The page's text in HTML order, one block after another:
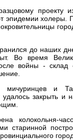
проекту
эпидемии холеры.
до наших
Во время
войны - склад
мичуринцев и
удалось закрыть
колокольня-
старинной